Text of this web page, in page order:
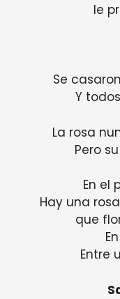
le
Se
Y
La rosa
Pero
En el
Hay una
que
Entre